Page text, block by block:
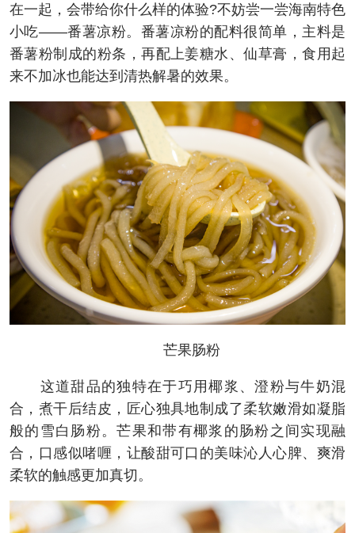
在一起，会带给你什么样的体验?不妨尝一尝海南特色
小吃——番薯凉粉。番薯凉粉的配料很简单，主料是
番薯粉制成的粉条，再配上姜糖水、仙草膏，食用起
来不加冰也能达到清热解暑的效果。
芒果肠粉
这道甜品的独特在于巧用椰浆、澄粉与牛奶混
合，煮干后结皮，匠心独具地制成了柔软嫩滑如凝脂
般的雪白肠粉。芒果和带有椰浆的肠粉之间实现融
合，口感似啫喱，让酸甜可口的美味沁人心脾、爽滑
柔软的触感更加真切。